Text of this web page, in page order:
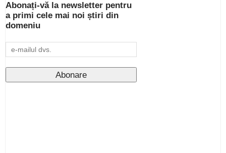
Abonați-vă la newsletter pentru
a primi cele mai noi știri din
domeniu